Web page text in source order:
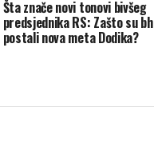
Šta znače novi tonovi bivšeg
predsjednika RS: Zašto su
postali nova meta Dodika?